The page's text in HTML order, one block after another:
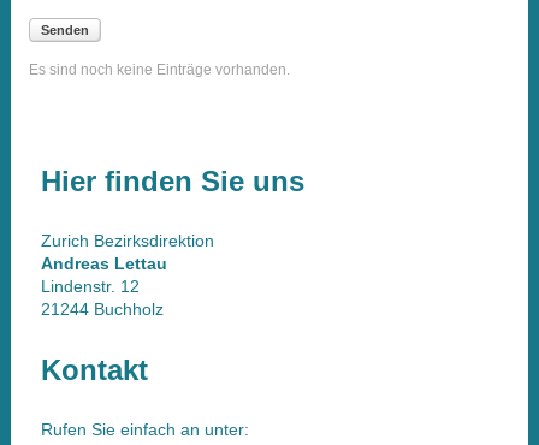
Senden
Es sind noch keine Einträge vorhanden.
Hier finden Sie uns
Zurich Bezirksdirektion
Andreas Lettau
Lindenstr. 12
21244 Buchholz
Kontakt
Rufen Sie einfach an unter: